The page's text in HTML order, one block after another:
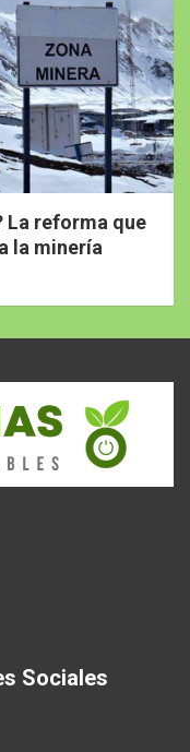
La reforma que
la minería
Sociales